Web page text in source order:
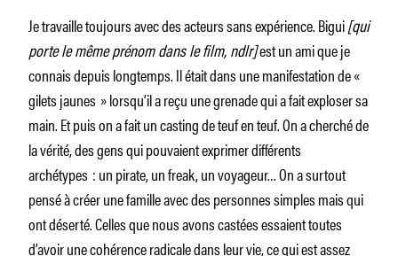
Je travaille toujours avec des acteurs sans expérience. Bigui[qui
porte le même prénom dans le film, ndlr]est un ami que je
connais depuis longtemps. Il était dans une manifestation de «
gilets jaunes » lorsqu’il a reçu une grenade qui a fait exploser sa
main. Et puis on a fait un casting de teuf en teuf. On a cherché de
la vérité, des gens qui pouvaient exprimer différents
archétypes : un pirate, un freak, un voyageur… On a surtout
pensé à créer une famille avec des personnes simples mais qui
ont déserté. Celles que nous avons castées essaient toutes
d’avoir une cohérence radicale dans leur vie, ce qui est assez